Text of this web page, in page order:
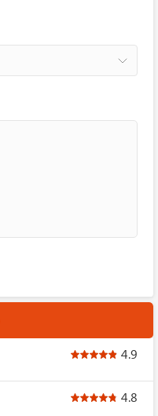
4.9
4.8